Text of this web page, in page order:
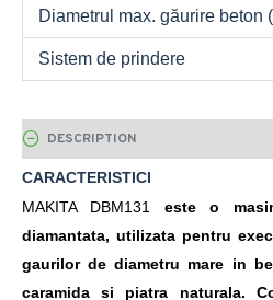
Diametrul max. găurire beton
Sistem de prindere
DESCRIPTION
CARACTERISTICI
MAKITA DBM131
este o
diamantata, utilizata pentru
gaurilor de diametru mare in
caramida si piatra naturala.